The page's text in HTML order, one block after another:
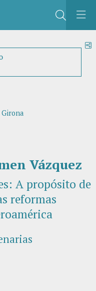
Buscar
Vázquez
A propósito de
reformas